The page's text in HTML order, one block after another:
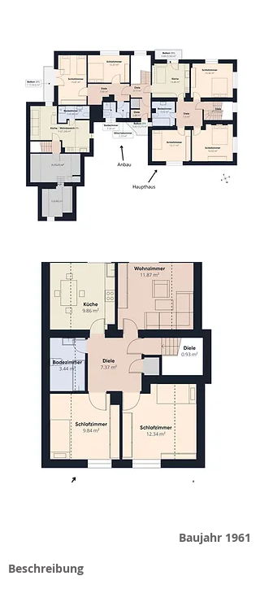
Baujahr 1961
Beschreibung